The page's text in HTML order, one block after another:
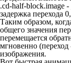
.cd-half-block.image -
задержка перехода
Таким образом,
общего значения
перемещается
мгновенно (переход
изображения.